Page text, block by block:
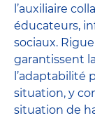
l’auxiliaire
éducateurs,
sociaux.
garantissent
l’adaptabilité
situation, y
situation de